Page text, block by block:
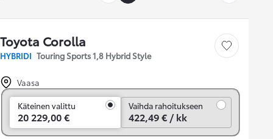
Toyota Corolla
HYBRIDI Touring Sports 1,8 Hybrid Style
Tallenna auto
Vaasa
Käteinen valittu
20 229,00 €
Vaihda rahoitukseen
422,49 € / kk